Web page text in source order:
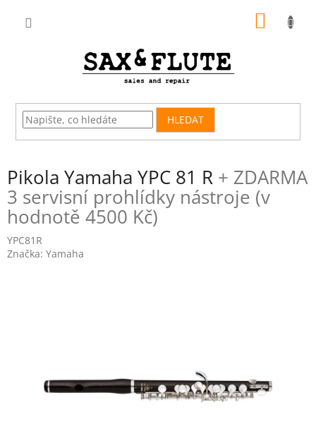
HLEDAT
Pikola Yamaha YPC 81 R + ZDARMA
3 servisní prohlídky nástroje (v
hodnotě 4500 Kč)
YPC81R
Značka: Yamaha